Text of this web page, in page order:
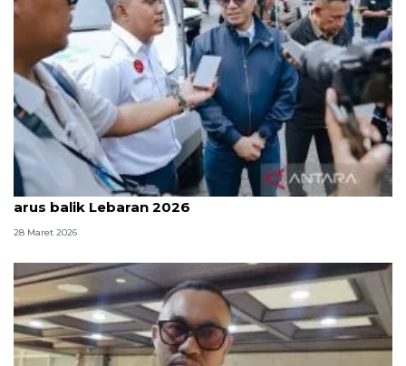
Kemkomdigi pastikan jaringan tetap stabil saat
arus balik Lebaran 2026
28 Maret 2026